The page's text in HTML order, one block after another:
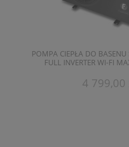
POMPA CIEPŁA DO BASENU
FULL INVERTER WI-FI
4 799,00